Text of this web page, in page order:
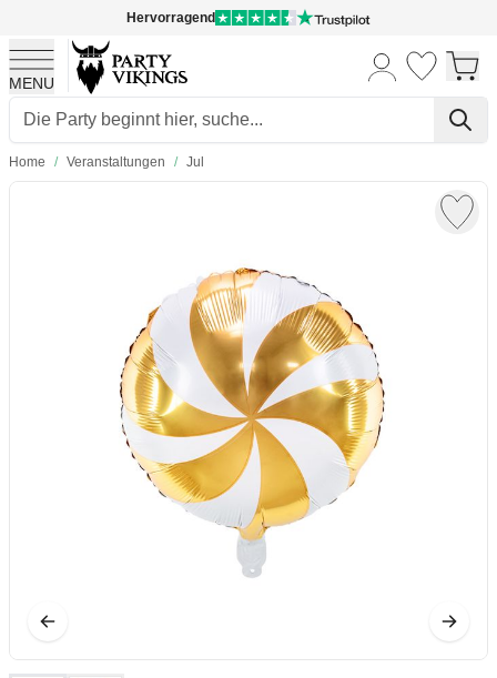
Hervorragend
MENU
Skip to Content
Home / Veranstaltungen / Jul